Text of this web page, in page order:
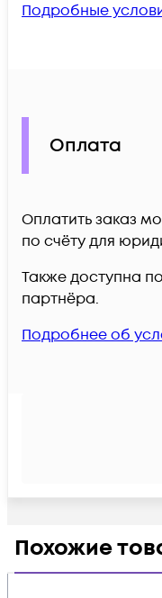
Подробные
Оплата
Оплатить заказ
по счёту для
Также доступна
партнёра.
Подробнее об
Похожие